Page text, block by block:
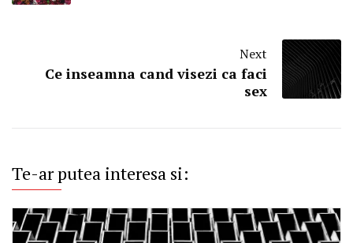
Next
Ce inseamna cand visezi ca faci
sex
Te-ar putea interesa si: